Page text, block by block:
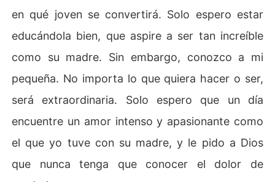
en qué joven se convertirá. Solo espero estar
educándola bien, que aspire a ser tan increíble
como su madre. Sin embargo, conozco a mi
pequeña. No importa lo que quiera hacer o ser,
será extraordinaria. Solo espero que un día
encuentre un amor intenso y apasionante como
el que yo tuve con su madre, y le pido a Dios
que nunca tenga que conocer el dolor de